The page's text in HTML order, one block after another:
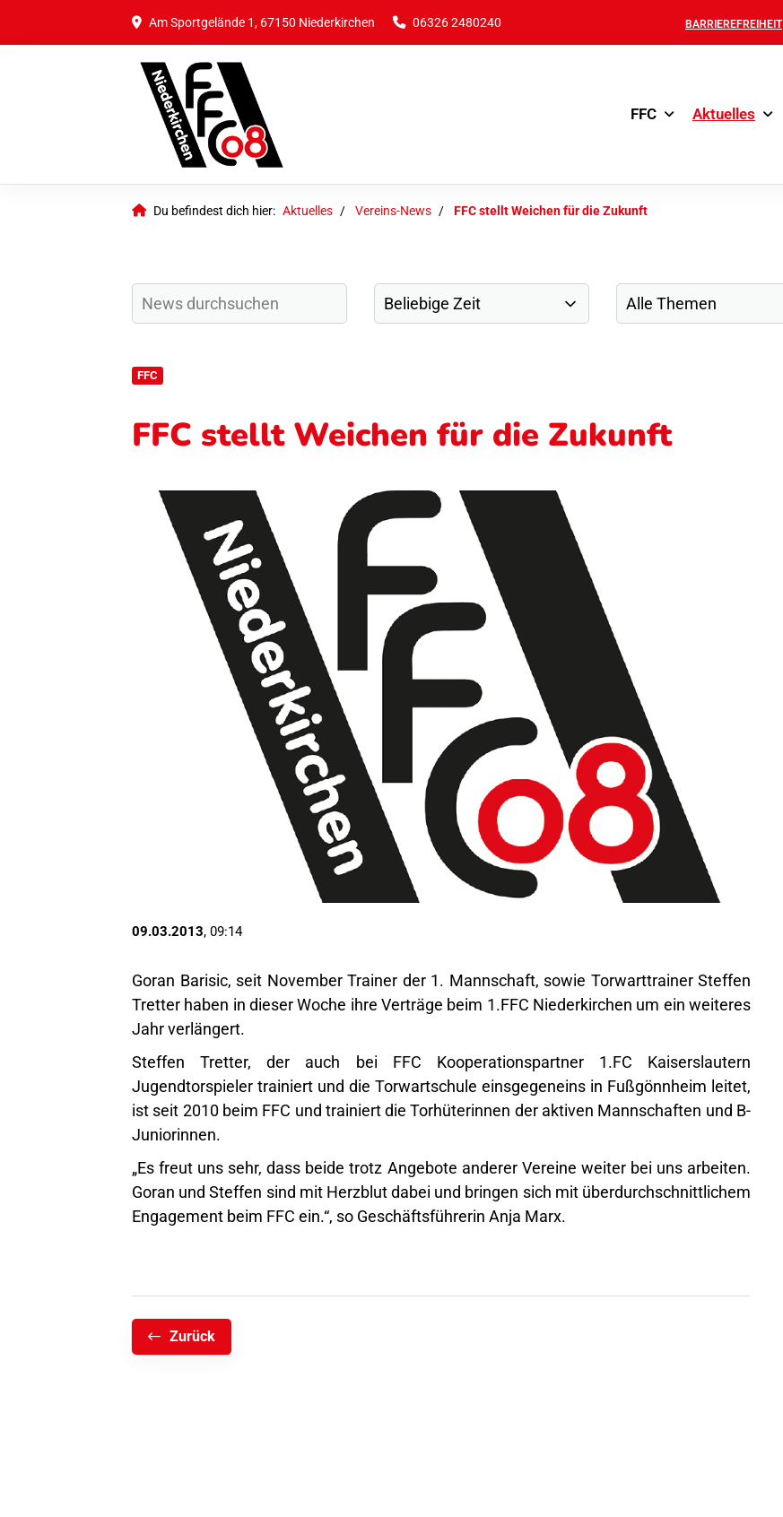
Am Sportgelände 1, 67150 Niederkirchen 06326 2480240 BARRIEREFREIHEIT
FFC Aktuelles
Du befindest dich hier: Aktuelles Vereins-News FFC stellt Weichen für die Zukunft
FFC
FFC stellt Weichen für die Zukunft
09.03.2013, 09:14
Goran Barisic, seit November Trainer der 1. Mannschaft, sowie Torwarttrainer Steffen
Tretter haben in dieser Woche ihre Verträge beim 1.FFC Niederkirchen um ein weiteres
Jahr verlängert.
Steffen Tretter, der auch bei FFC Kooperationspartner 1.FC Kaiserslautern
Jugendtorspieler trainiert und die Torwartschule einsgegeneins in Fußgönnheim leitet,
ist seit 2010 beim FFC und trainiert die Torhüterinnen der aktiven Mannschaften und B-
Juniorinnen.
„Es freut uns sehr, dass beide trotz Angebote anderer Vereine weiter bei uns arbeiten.
Goran und Steffen sind mit Herzblut dabei und bringen sich mit überdurchschnittlichem
Engagement beim FFC ein.“, so Geschäftsführerin Anja Marx.
Zurück